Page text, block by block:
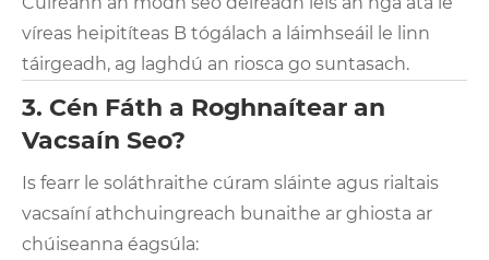
víreas heipitíteas B tógálach a láimhseáil le linn
táirgeadh, ag laghdú an riosca go suntasach.
3. Cén Fáth a Roghnaítear an
Vacsaín Seo?
Is fearr le soláthraithe cúram sláinte agus rialtais
vacsaíní athchuingreach bunaithe ar ghiosta ar
chúiseanna éagsúla: